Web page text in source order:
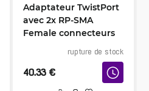
Adaptateur TwistPort
avec 2x RP-SMA
Female connecteurs
rupture de stock
40.33 €